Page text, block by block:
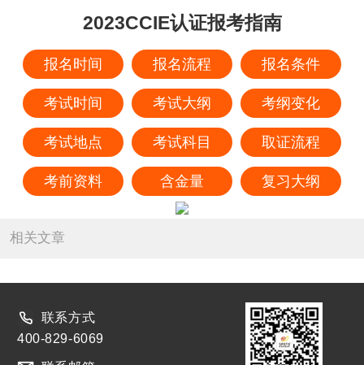
2023CCIE认证报考指南
报名时间 报名流程 报名条件
考试时间 考试大纲 考纲变化
考试地点 考试科目 取证流程
考前资料 含金量 复习大纲
相关文章
联系方式
400-829-6069